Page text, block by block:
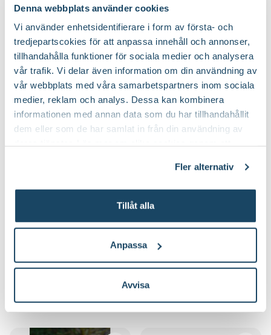
Denna webbplats använder cookies
Vi använder enhetsidentifierare i form av första- och
tredjepartscokies för att anpassa innehåll och annonser,
tillhandahålla funktioner för sociala medier och analysera
vår trafik. Vi delar även information om din användning av
vår webbplats med våra samarbetspartners inom sociala
medier, reklam och analys. Dessa kan kombinera
informationen med annan data som du har tillhandahållit
dem eller som de har samlat in från din användning av
Fler alternativ
Tillåt alla
Anpassa
Avvisa
till Bollkrysantemum, rosa produktsida
4990
Slut i lager
Till Produkten
Houttuynia cordata
129:-
Online
Till Produkten